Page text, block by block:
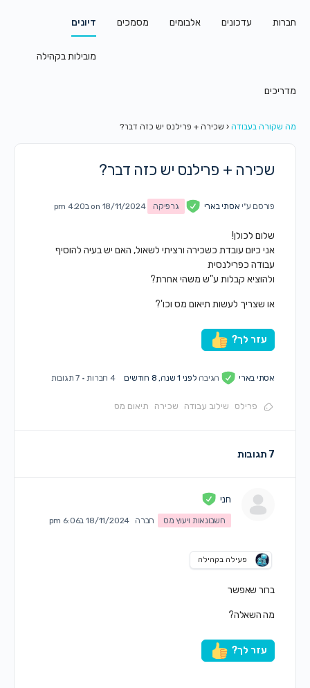
חברות עדכונים אלבומים מסמכים דיונים
מובילות בקהילה
מדריכים
מה שקורה בעבודה ‹ שכירה + פרילנס יש כזה דבר?
שכירה + פרילנס יש כזה דבר?
פורסם ע"יאסתי בארי גרפיקה on 18/11/2024 ב4:20 pm
שלום לכולן!
אני כיום עובדת כשכירה ורציתי לשאול, האם יש בעיה להוסיף
עבודה כפרילנסית
ולהוציא קבלות ע"ש משהי אחרת?
או שצריך לעשות תיאום מס וכו'?
עזר לך?
אסתי בארי הגיבהלפני 1 שנה, 8 חודשים 4 חברות · 7 תגובות
פרילס שילוב עבודה שכירה תיאום מס
7 תגובות
חני
חשבונאות ויעוץ מס חברה 18/11/2024 ב6:06 pm
פעילה בקהילה
ברור שאפשר
מה השאלה?
עזר לך?